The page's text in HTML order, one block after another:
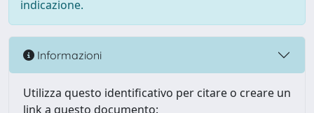
indicazione.
Informazioni
Utilizza questo identificativo per citare o creare un
link a questo documento: